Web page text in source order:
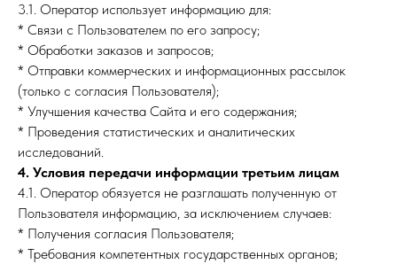
3.1. Оператор использует информацию для:
* Связи с Пользователем по его запросу;
* Обработки заказов и запросов;
* Отправки коммерческих и информационных рассылок
(только с согласия Пользователя);
* Улучшения качества Сайта и его содержания;
* Проведения статистических и аналитических
исследований.
4. Условия передачи информации третьим лицам
4.1. Оператор обязуется не разглашать полученную от
Пользователя информацию, за исключением случаев:
* Получения согласия Пользователя;
* Требования компетентных государственных органов;